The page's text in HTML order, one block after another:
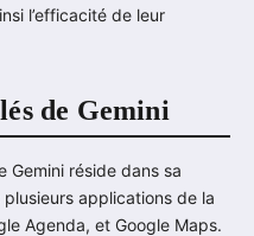
l’efficacité de leur
de Gemini
Gemini réside dans sa
applications de la
Agenda, et Google Maps.